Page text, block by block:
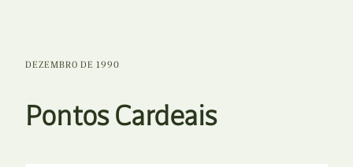
DEZEMBRO DE 1990
Pontos Cardeais